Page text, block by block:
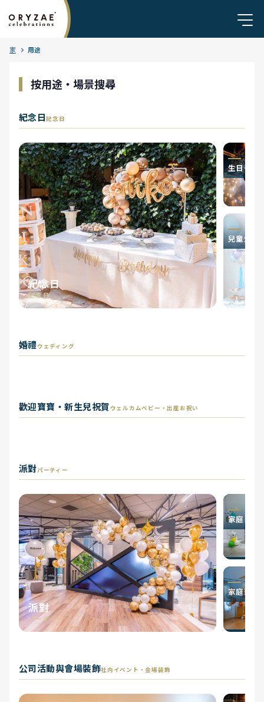
家 用途
按用途・場景搜尋
紀念日記念日
紀念日
記念日
生日·驚喜
兒童生日
婚禮ウェディング
婚禮
ウェディング プロポーズ
二次會
二次会
歡迎寶寶・新生兒祝賀 ウェルカムベビー・出産お祝い
ウェルカムベビー・出産お祝
い
迎嬰派對
ベビーシャワー
性別揭曉
ジェンダーリビール
派對パーティー
派對
パーティー
家庭日
家庭聚會
公司活動與會場裝飾社内イベント・会場装飾